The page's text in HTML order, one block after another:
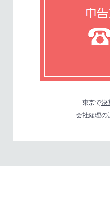
東京で決
会社経理の